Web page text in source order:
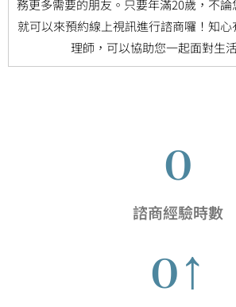
務更多需要的朋友。只要年滿20歲，不
就可以來預約線上視訊進行諮商囉！知
理師，可以協助您一起面對生
諮商經驗時數
0
0↑